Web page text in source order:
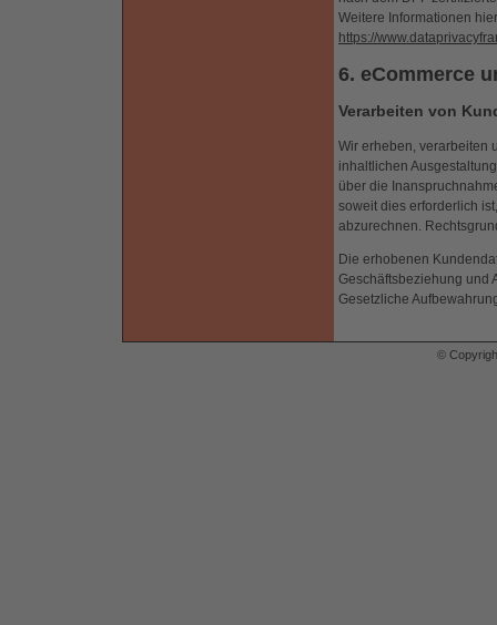
Weitere Informationen
https://
6. eCommerce
Verarbeiten von
Wir erheben, verarbeiten
inhaltlichen
über die
soweit dies erforderlich
abzurechnen.
Die erhobenen
Geschäftsbeziehung und
Gesetzliche
©